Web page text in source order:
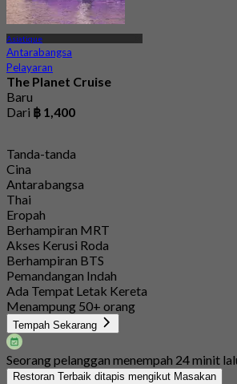
Asiatique
Antarabangsa
Pelayaran
The Planet Cruise
Baru
Dari ฿ 1,400
Tanda-tanda
Cina
Antarabangsa
Thai
Eropah
Berhampiran MRT
Akses Kerusi Roda
Berhampiran BTS
Pemandangan Indah
Ada Tempat Letak Kereta
Menampung 50+ orang
Tempah Sekarang
Seorang pelanggan menempah 24 minit
Restoran Terbaik ditapis mengikut Masakan